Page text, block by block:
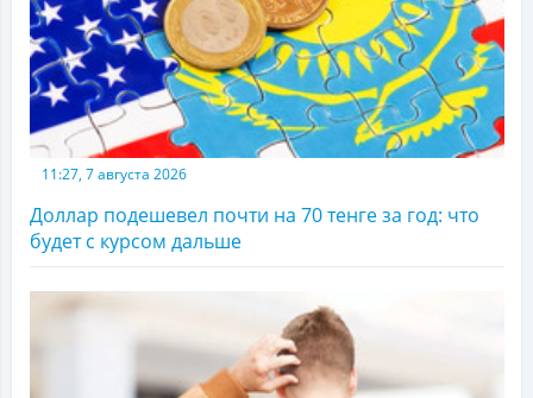
11:27, 7 августа 2026
Доллар подешевел почти на 70 тенге за год: что
будет с курсом дальше